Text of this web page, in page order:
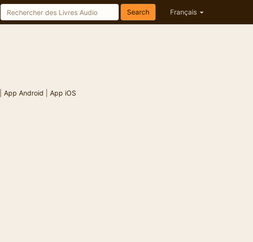
Français
Search
App Android App iOS